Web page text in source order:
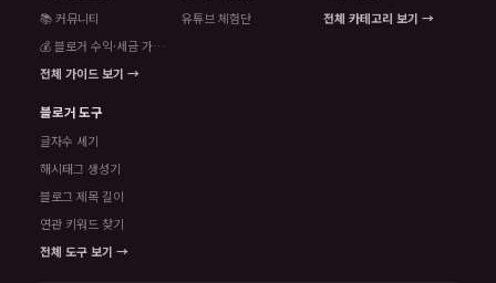
📚 커뮤니티
💰 블로거 수익·세금 가이드
전체 가이드 보기 →
유튜브 체험단
전체 카테고리 보기 →
블로거 도구
글자수 세기
해시태그 생성기
블로그 제목 길이
연관 키워드 찾기
전체 도구 보기 →